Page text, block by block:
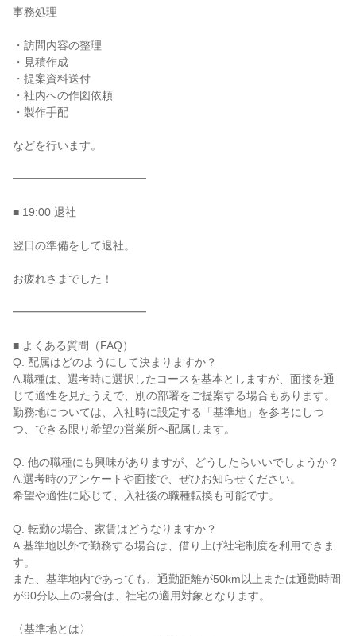
事務処理
・訪問内容の整理
・見積作成
・提案資料送付
・社内への作図依頼
・製作手配
などを行います。
━━━━━━━━━━━━
■ 19:00 退社
翌日の準備をして退社。
お疲れさまでした！
━━━━━━━━━━━━
■ よくある質問（FAQ）
Q. 配属はどのようにして決まりますか？
A.職種は、選考時に選択したコースを基本としますが、面接を通
じて適性を見たうえで、別の部署をご提案する場合もあります。
勤務地については、入社時に設定する「基準地」を参考にしつ
つ、できる限り希望の営業所へ配属します。
Q. 他の職種にも興味がありますが、どうしたらいいでしょうか？
A.選考時のアンケートや面接で、ぜひお知らせください。
希望や適性に応じて、入社後の職種転換も可能です。
Q. 転勤の場合、家賃はどうなりますか？
A.基準地以外で勤務する場合は、借り上げ社宅制度を利用できま
す。
また、基準地内であっても、通勤距離が50km以上または通勤時間
が90分以上の場合は、社宅の適用対象となります。
〈基準地とは〉